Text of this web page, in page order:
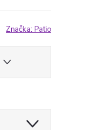
Značka: Patio